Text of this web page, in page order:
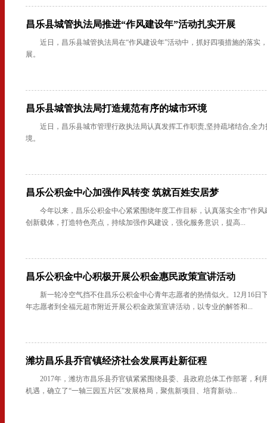
昌乐县城管执法局推进“作风建设年”活动扎实开展
近日，昌乐县城管执法局在“作风建设年”活动中，抓好四项措施的落实
展。
昌乐县城管执法局打造规范有序的城市环境
近日，昌乐县城市管理行政执法局认真发挥工作职责,坚持疏堵结合,全
境。
昌乐公积金中心加强作风转变 筑就百姓安居梦
今年以来，昌乐公积金中心紧紧围绕年度工作目标，认真落实全市“作
创新载体，打造特色亮点，持续加强作风建设，强化服务意识，提高...
昌乐公积金中心积极开展公积金惠民政策宣讲活动
新一轮冷空气挡不住昌乐公积金中心青年志愿者的热情似火。12月16日
年志愿者到全福元超市附近开展公积金政策宣讲活动，以专业的解答和...
潍坊昌乐县乔官镇经济社会发展再赴新征程
2017年，潍坊市昌乐县乔官镇紧紧围绕县委、县政府总体工作部署，利
机遇，确立了“一轴三园五片区”发展格局，聚焦新项目、培育新动...